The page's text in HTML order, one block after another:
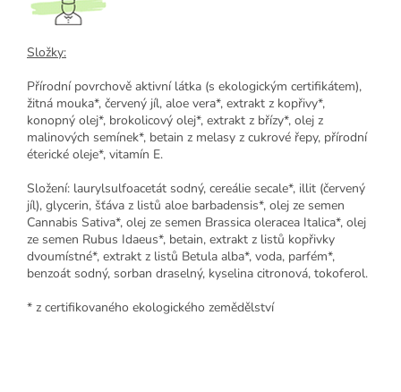
Složky:
Přírodní povrchově aktivní látka (s ekologickým certifikátem),
žitná mouka*, červený jíl, aloe vera*, extrakt z kopřivy*,
konopný olej*, brokolicový olej*, extrakt z břízy*, olej z
malinových semínek*, betain z melasy z cukrové řepy, přírodní
éterické oleje*, vitamín E.
Složení: laurylsulfoacetát sodný, cereálie secale*, illit (červený
jíl), glycerin, šťáva z listů aloe barbadensis*, olej ze semen
Cannabis Sativa*, olej ze semen Brassica oleracea Italica*, olej
ze semen Rubus Idaeus*, betain, extrakt z listů kopřivky
dvoumístné*, extrakt z listů Betula alba*, voda, parfém*,
benzoát sodný, sorban draselný, kyselina citronová, tokoferol.
* z certifikovaného ekologického zemědělství